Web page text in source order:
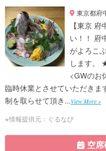
東京都府
【東京
い！！ 府
がよろこ
します。
<GWの
臨時休業とさせていただきま
制を取らせて頂き...View More »
※情報提供元：ぐるなび
空席